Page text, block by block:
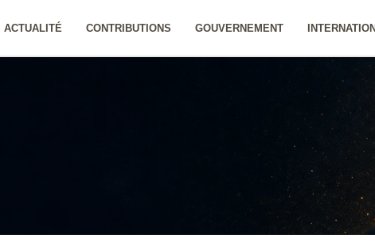
ACTUALITÉ CONTRIBUTIONS GOUVERNEMENT